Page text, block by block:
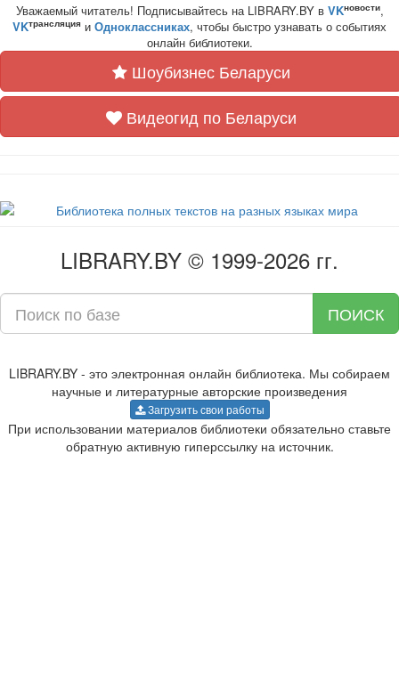
Уважаемый читатель! Подписывайтесь на LIBRARY.BY в VKновости,
VKтрансляция и Одноклассниках, чтобы быстро узнавать о событиях
онлайн библиотеки.
Шоубизнес Беларуси
Видеогид по Беларуси
LIBRARY.BY © 1999-2026 гг.
ПОИСК
LIBRARY.BY - это электронная онлайн библиотека. Мы собираем
научные и литературные авторские произведения
Загрузить свои работы
При использовании материалов библиотеки обязательно ставьте
обратную активную гиперссылку на источник.